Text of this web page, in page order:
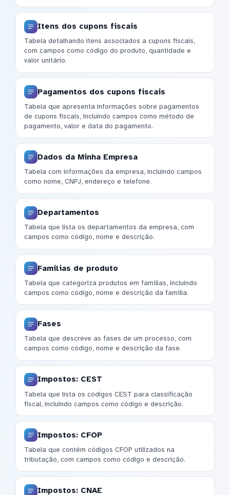
Itens dos cupons fiscais
Tabela detalhando itens associados a cupons fiscais,
com campos como código do produto, quantidade e
valor unitário.
Pagamentos dos cupons fiscais
Tabela que apresenta informações sobre pagamentos
de cupons fiscais, incluindo campos como método de
pagamento, valor e data do pagamento.
Dados da Minha Empresa
Tabela com informações da empresa, incluindo campos
como nome, CNPJ, endereço e telefone.
Departamentos
Tabela que lista os departamentos da empresa, com
campos como código, nome e descrição.
Famílias de produto
Tabela que categoriza produtos em famílias, incluindo
campos como código, nome e descrição da família.
Fases
Tabela que descreve as fases de um processo, com
campos como código, nome e descrição da fase.
Impostos: CEST
Tabela que lista os códigos CEST para classificação
fiscal, incluindo campos como código e descrição.
Impostos: CFOP
Tabela que contém códigos CFOP utilizados na
tributação, com campos como código e descrição.
Impostos: CNAE